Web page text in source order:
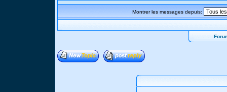
Montrer les messages depuis: